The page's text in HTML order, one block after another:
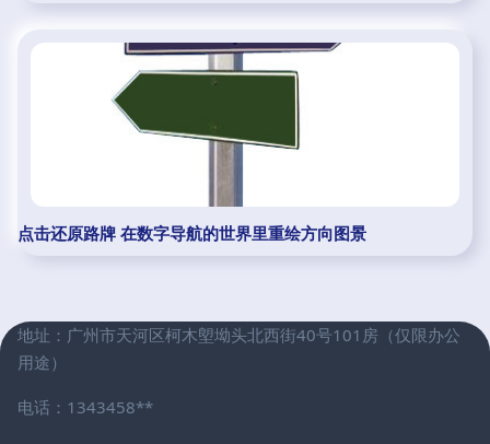
点击还原路牌 在数字导航的世界里重绘方向图景
地址：广州市天河区柯木塱坳头北西街40号101房（仅限办公
用途）
电话：1343458**